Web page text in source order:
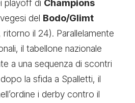
playoff di Champions
del Bodo/Glimt
ritorno il 24). Parallelamente
il tabellone nazionale
a una sequenza di scontri
la sfida a Spalletti, il
i derby contro il